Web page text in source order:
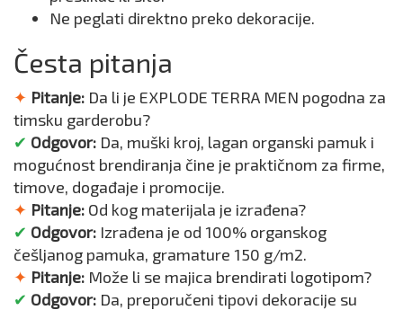
Ne peglati direktno preko dekoracije.
Česta pitanja
✦ Pitanje: Da li je EXPLODE TERRA MEN pogodna za
timsku garderobu?
✔ Odgovor: Da, muški kroj, lagan organski pamuk i
mogućnost brendiranja čine je praktičnom za firme,
timove, događaje i promocije.
✦ Pitanje: Od kog materijala je izrađena?
✔ Odgovor: Izrađena je od 100% organskog
češljanog pamuka, gramature 150 g/m2.
✦ Pitanje: Može li se majica brendirati logotipom?
✔ Odgovor: Da, preporučeni tipovi dekoracije su